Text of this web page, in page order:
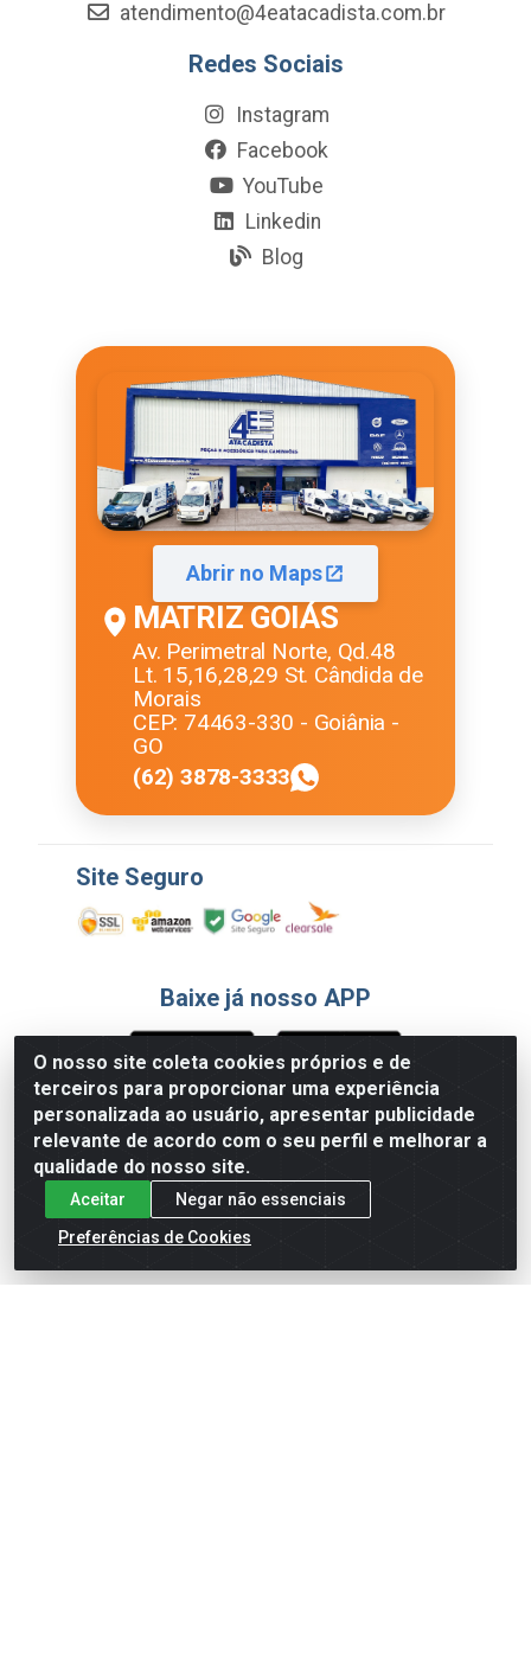
O nosso site coleta cookies próprios e de
terceiros para proporcionar uma experiência
personalizada ao usuário, apresentar publicidade
relevante de acordo com o seu perfil e melhorar a
qualidade do nosso site.
Aceitar
Negar não essenciais
Preferências de Cookies
atendimento@4eatacadista.com.br
Redes Sociais
Instagram
Facebook
YouTube
Linkedin
Blog
Abrir no Maps
MATRIZ GOIÁS
Av. Perimetral Norte, Qd.48
Lt. 15,16,28,29 St. Cândida de
Morais
CEP: 74463-330 - Goiânia -
GO
(62) 3878-3333
Site Seguro
Baixe já nosso APP
Formas de Pagamento